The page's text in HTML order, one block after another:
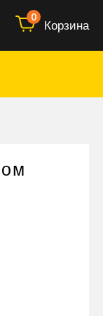
0
Корзина